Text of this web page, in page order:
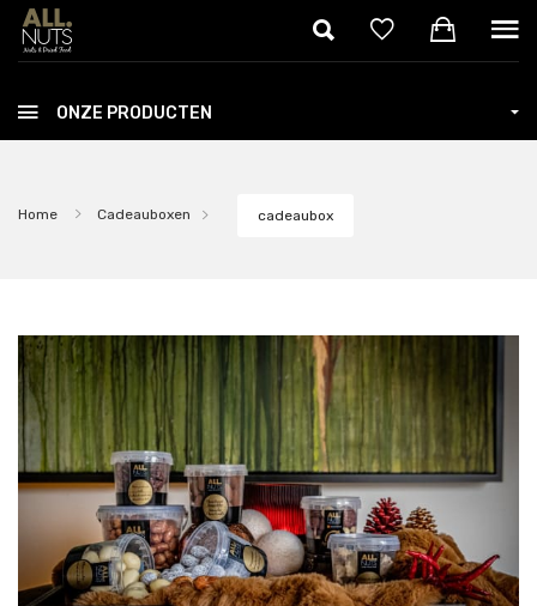
Skip to main content
ONZE PRODUCTEN
Home Cadeauboxen cadeaubox